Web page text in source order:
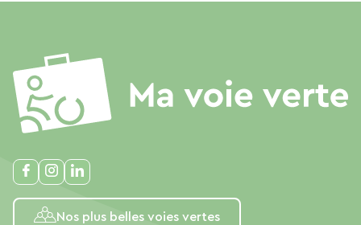
Nos plus belles voies vertes